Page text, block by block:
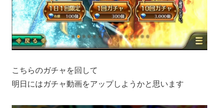
こちらのガチャを回して
明日にはガチャ動画をアップしようかと思います